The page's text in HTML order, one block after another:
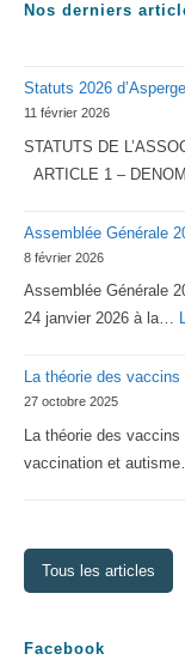
Nos derniers
Statuts 2026
11 février 2026
STATUTS DE
ARTICLE 1 –
Assemblée Générale
8 février 2026
Assemblée Générale
24 janvier 2026 à la…
La théorie des vaccins
27 octobre 2025
La théorie des
vaccination et
Tous les articles
Facebook